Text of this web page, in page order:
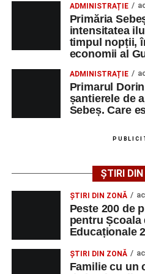
iluminatului public pe
apelului la economii al
Duminică, 23 august
cea de-a III-a ediție a
de Sebeș”
Primul concert din
2026 a adus emoție și
au venit la Sebeș și au
tinerilor muzicieni și munca
spectatorii au răsplătit
ADMINISTRAȚIE
Primăria
intensitatea
timpul nopții,
economii al
ADMINISTRAȚIE
Primarul
șantierele de
Sebeș. Care
ȘTIRI
ȘTIRI DIN ZONĂ
Peste 200 de
pentru Școala
Educaționale
ȘTIRI DIN ZONĂ
Familie cu un